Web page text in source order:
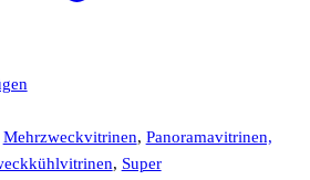
Mehrzweckvitrinen, Panoramavitrinen,
, Super